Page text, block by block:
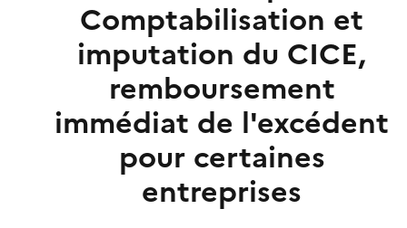
Comptabilisation et
imputation du CICE,
remboursement
immédiat de l'excédent
pour certaines
entreprises